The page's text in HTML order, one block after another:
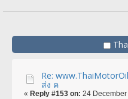
Re:
ส่ง ค
« Reply #153 on: 24